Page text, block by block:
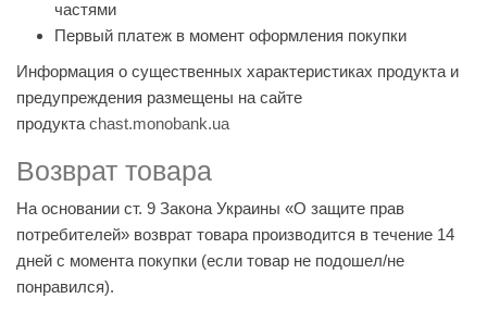
частями
Первый платеж в момент оформления покупки
Информация о существенных характеристиках продукта и
предупреждения размещены на сайте
продукта chast.monobank.ua
Возврат товара
На основании ст. 9 Закона Украины «О защите прав
потребителей» возврат товара производится в течение 14
дней с момента покупки (если товар не подошел/не
понравился).